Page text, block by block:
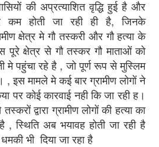
की अप्रत्याशित वृद्धि हुई है और
कम होती जा रही ही है, जिनके
क्षेत्र मे गौ तस्करी और गौ हत्या के
क्षेत्र से गौ तस्कर गौ माताओं को
मे पहुंचा रहे है , जो पूर्ण रूप से मुस्लिम
इस मामले मे कई बार ग्रामीण लोगों ने
पर कोई कारवाई नही कि जा रही ह।
द्वारा ग्रामीण लोगों की हत्या का
, स्थिति अब भयावह होती जा रही है
भी दिया जा रहा है